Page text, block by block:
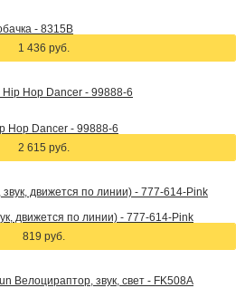
- 8315B
1 436 руб.
Hop Dancer - 99888-6
2 615 руб.
движется по линии) - 777-614-Pink
819 руб.